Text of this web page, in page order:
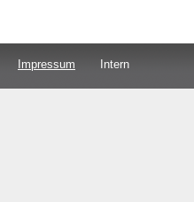
Impressum Intern